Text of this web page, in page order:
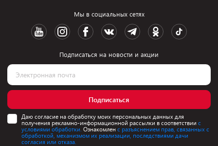
Мы в социальных сетях
Подписаться на новости и акции
Подписаться
Даю согласие на обработку моих персональных данных для
получения рекламно-информационной рассылки в соответствии с
условиями обработки. Ознакомлен с разъяснением прав, связанных с
обработкой, механизмом их реализации, последствиями дачи
согласия или отказа.